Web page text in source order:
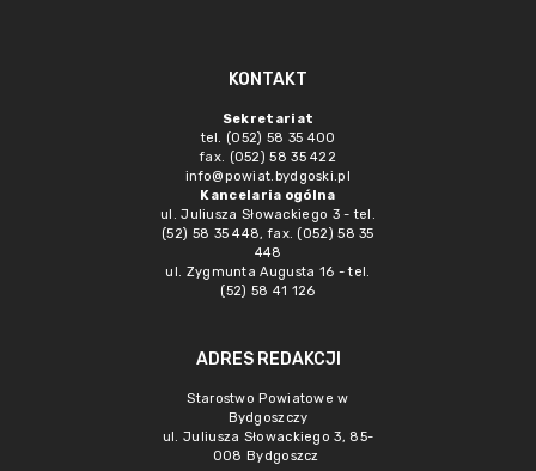
KONTAKT
Sekretariat
tel. (052) 58 35 400
fax. (052) 58 35 422
info@powiat.bydgoski.pl
Kancelaria ogólna
ul. Juliusza Słowackiego 3 - tel.
(52) 58 35 448, fax. (052) 58 35
448
ul. Zygmunta Augusta 16 - tel.
(52) 58 41 126
ADRES REDAKCJI
Starostwo Powiatowe w
Bydgoszczy
ul. Juliusza Słowackiego 3, 85-
008 Bydgoszcz